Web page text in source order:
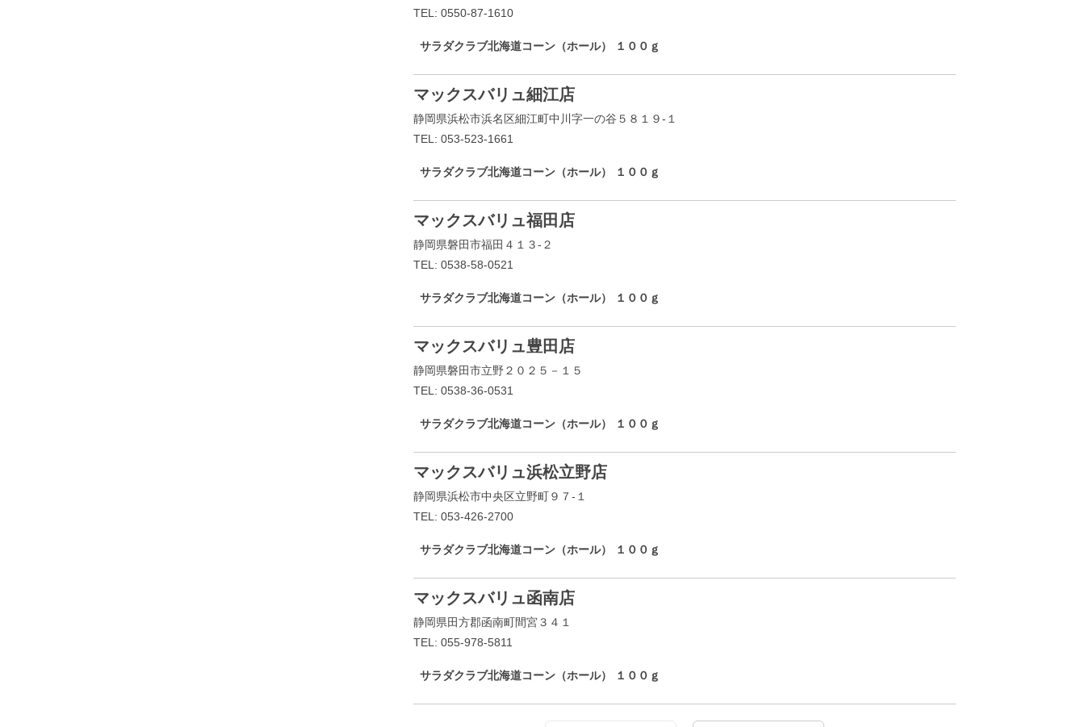
TEL: 0550-87-1610
サラダクラブ北海道コーン（ホール） １００ｇ
マックスバリュ細江店
静岡県浜松市浜名区細江町中川字一の谷５８１９-１
TEL: 053-523-1661
サラダクラブ北海道コーン（ホール） １００ｇ
マックスバリュ福田店
静岡県磐田市福田４１３-２
TEL: 0538-58-0521
サラダクラブ北海道コーン（ホール） １００ｇ
マックスバリュ豊田店
静岡県磐田市立野２０２５－１５
TEL: 0538-36-0531
サラダクラブ北海道コーン（ホール） １００ｇ
マックスバリュ浜松立野店
静岡県浜松市中央区立野町９７-１
TEL: 053-426-2700
サラダクラブ北海道コーン（ホール） １００ｇ
マックスバリュ函南店
静岡県田方郡函南町間宮３４１
TEL: 055-978-5811
サラダクラブ北海道コーン（ホール） １００ｇ